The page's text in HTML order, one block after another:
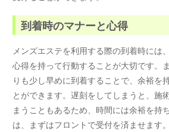
到着時のマナーと心得
メンズエステを利用する際の到着時には
心得を持って行動することが大切です。
りも少し早めに到着することで、余裕を
とができます。遅刻をしてしまうと、施
まうこともあるため、時間には余裕を持
は、まずはフロントで受付を済ませます